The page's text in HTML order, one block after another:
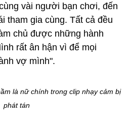
vài người bạn chơi, đến
tham gia cùng. Tất cả đều
chủ được những hành
rất ân hận vì để mọi
vợ mình".